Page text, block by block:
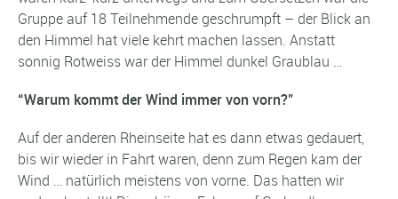
Gruppe auf 18 Teilnehmende geschrumpft – der Blick an
den Himmel hat viele kehrt machen lassen. Anstatt
sonnig Rotweiss war der Himmel dunkel Graublau …
“Warum kommt der Wind immer von vorn?”
Auf der anderen Rheinseite hat es dann etwas gedauert,
bis wir wieder in Fahrt waren, denn zum Regen kam der
Wind … natürlich meistens von vorne. Das hatten wir